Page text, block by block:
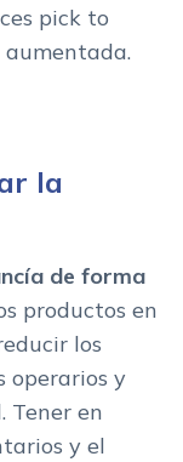
pick to
la
de forma
productos en
los
operarios y
Tener en
y el